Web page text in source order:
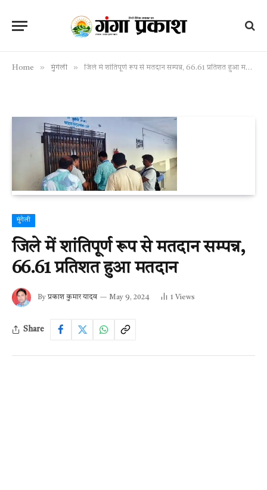
Home » मुंगेली » जिले में शांतिपूर्ण रूप से मतदान सम्पन्न, 66.61 प्रतिशत हुआ मतदान
मुंगेली
जिले में शांतिपूर्ण रूप से मतदान सम्पन्न,
66.61 प्रतिशत हुआ मतदान
By प्रकाश कुमार यादव May 9, 2024 1 Views
Share